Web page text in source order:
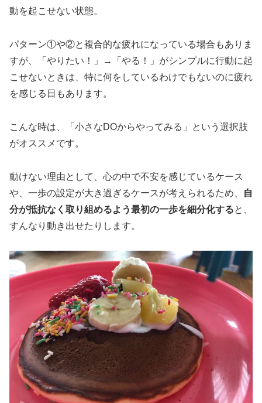
動を起こせない状態。
パターン①や②と複合的な疲れになっている場合もありま
すが、「やりたい！」→「やる！」がシンプルに行動に起
こせないときは、特に何をしているわけでもないのに疲れ
を感じる日もあります。
こんな時は、「小さなDOからやってみる」という選択肢
がオススメです。
動けない理由として、心の中で不安を感じているケース
や、一歩の設定が大き過ぎるケースが考えられるため、
自
分が抵抗なく取り組めるよう最初の一歩を細分化すると、
すんなり動き出せたりします。